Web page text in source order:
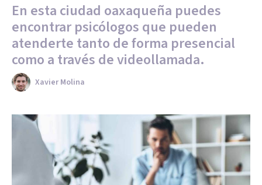
En esta ciudad oaxaqueña puedes
encontrar psicólogos que pueden
atenderte tanto de forma presencial
como a través de videollamada.
Xavier Molina